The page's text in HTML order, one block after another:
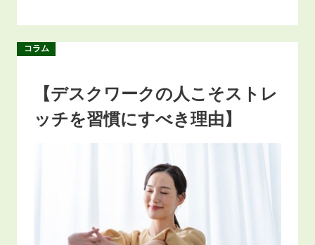
コラム
【デスクワークの人こそストレ
ッチを習慣にすべき理由】